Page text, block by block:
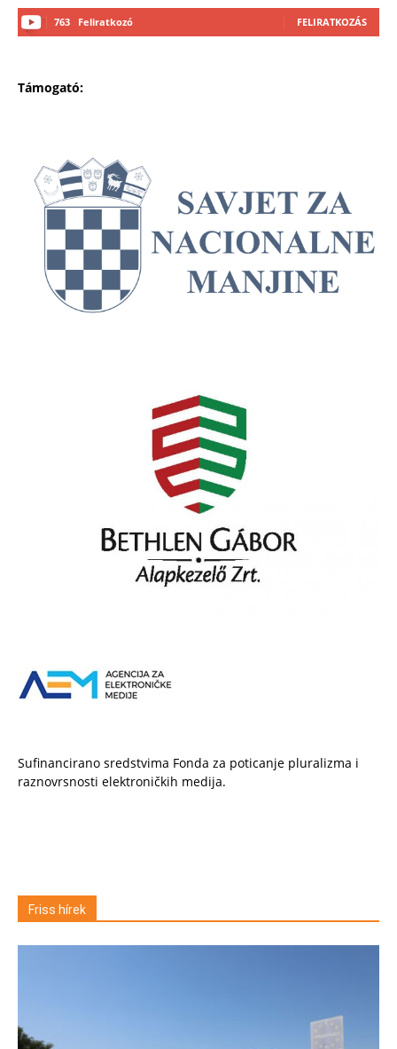
763 Feliratkozó FELIRATKOZÁS
Támogató:
Sufinancirano sredstvima Fonda za poticanje pluralizma i
raznovrsnosti elektroničkih medija.
Friss hírek